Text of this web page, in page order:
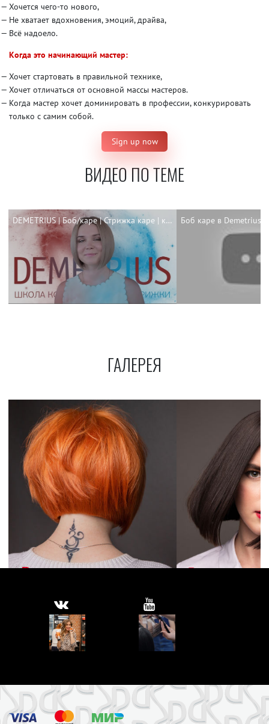
Хочется чего-то нового,
Не хватает вдохновения, эмоций, драйва,
Всё надоело.
Когда это начинающий мастер:
Хочет стартовать в правильной технике,
Хочет отличаться от основной массы мастеров.
Когда мастер хочет доминировать в профессии, конкурировать
только с самим собой.
Sign up now
ВИДЕО ПО ТЕМЕ
DEMETRIUS | Боб/каре | Стрижка каре | каре 2018
ГАЛЕРЕЯ